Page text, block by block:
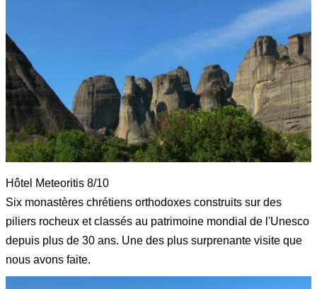
Hôtel Meteoritis 8/10
Six monastères chrétiens orthodoxes construits sur des
piliers rocheux et classés au patrimoine mondial de l'Unesco
depuis plus de 30 ans. Une des plus surprenante visite que
nous avons faite.